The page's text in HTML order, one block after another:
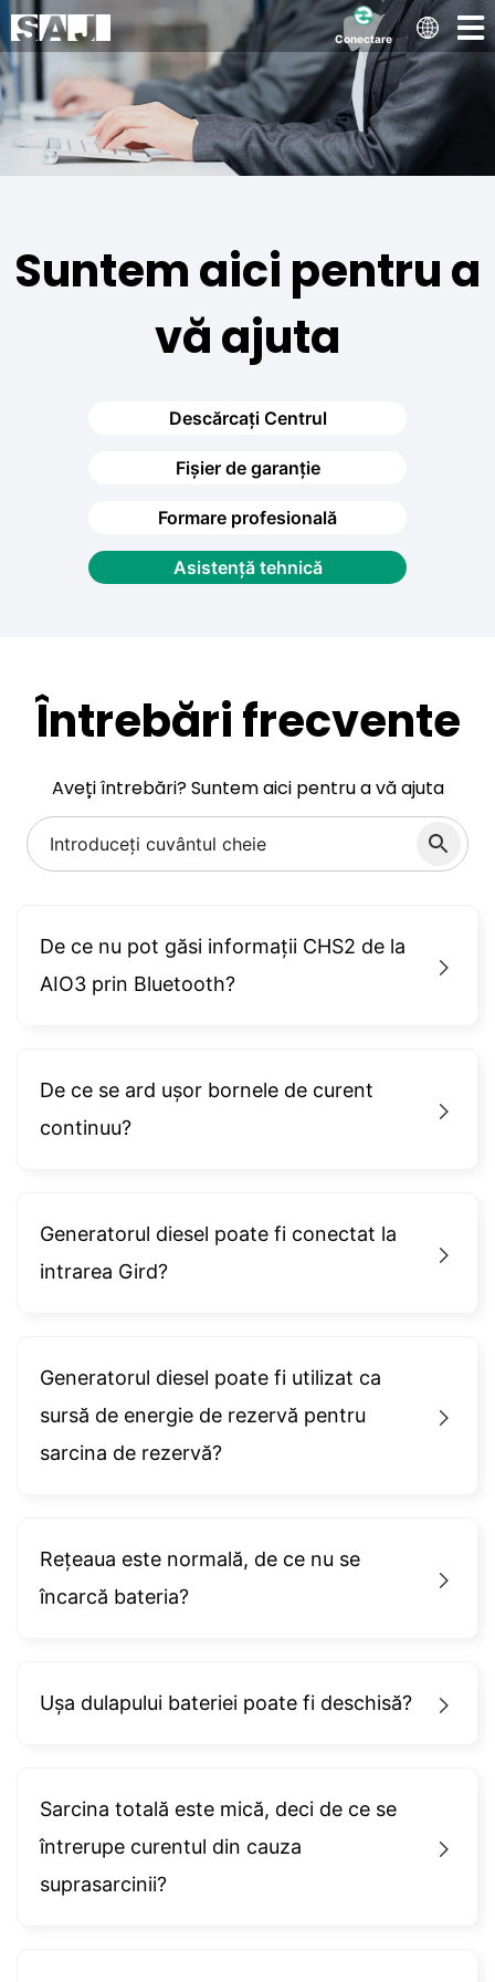
Conectare
Suntem aici pentru a
vă ajuta
Descărcați Centrul
Fișier de garanție
Formare profesională
Asistență tehnică
Întrebări frecvente
Aveți întrebări? Suntem aici pentru a vă ajuta
De ce nu pot găsi informații CHS2 de la
AIO3 prin Bluetooth?
De ce se ard ușor bornele de curent
continuu?
Generatorul diesel poate fi conectat la
intrarea Gird?
Generatorul diesel poate fi utilizat ca
sursă de energie de rezervă pentru
sarcina de rezervă?
Rețeaua este normală, de ce nu se
încarcă bateria?
Ușa dulapului bateriei poate fi deschisă?
Sarcina totală este mică, deci de ce se
întrerupe curentul din cauza
suprasarcinii?